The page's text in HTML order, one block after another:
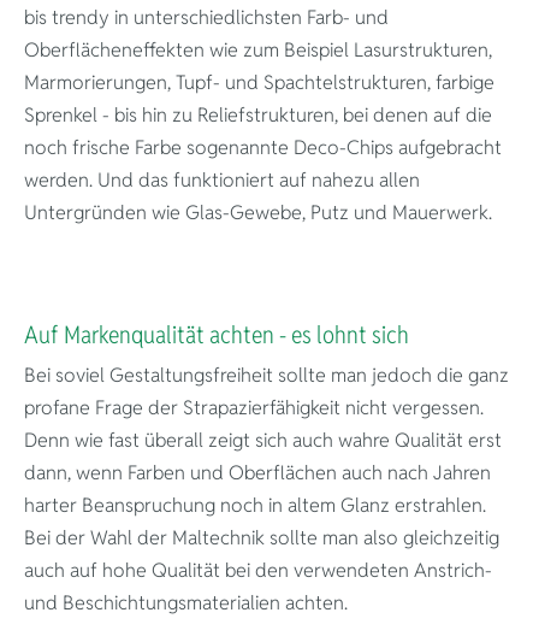
exklusive
bis trendy in unterschiedlichsten Farb- und
Oberflächeneffekten wie zum Beispiel Lasurstrukturen,
Marmorierungen, Tupf- und Spachtelstrukturen, farbige
Sprenkel - bis hin zu Reliefstrukturen, bei denen auf die
noch frische Farbe sogenannte Deco-Chips aufgebracht
werden. Und das funktioniert auf nahezu allen
Untergründen wie Glas-Gewebe, Putz und Mauerwerk.
Auf Markenqualität achten - es lohnt sich
Bei soviel Gestaltungsfreiheit sollte man jedoch die ganz
profane Frage der Strapazierfähigkeit nicht vergessen.
Denn wie fast überall zeigt sich auch wahre Qualität erst
dann, wenn Farben und Oberflächen auch nach Jahren
harter Beanspruchung noch in altem Glanz erstrahlen.
Bei der Wahl der Maltechnik sollte man also gleichzeitig
auch auf hohe Qualität bei den verwendeten Anstrich-
und Beschichtungsmaterialien achten.